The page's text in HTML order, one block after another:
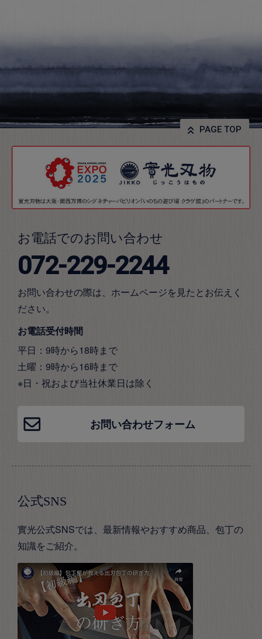
PAGE TOP
お電話でのお問い合わせ
072-229-2244
お問い合わせの際は、ホームページを見たとお伝えく
ださい。
お電話受付時間
平日：9時から18時まで
土曜：9時から16時まで
※日・祝および当社休業日は除く
お問い合わせフォーム
公式SNS
實光公式SNSでは、最新情報やおすすめ商品、包丁の
知識をご紹介。